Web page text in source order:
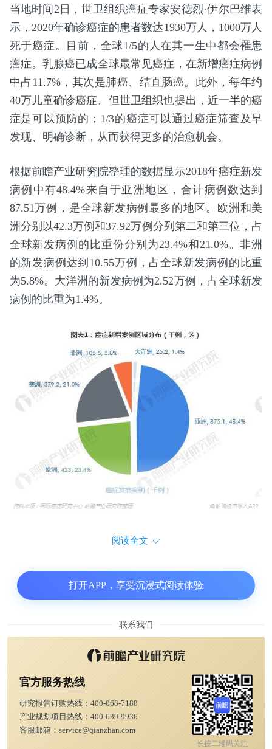
当地时间2日，世卫组织癌症专家安德烈·伊尔巴维表
示，2020年确诊癌症的患者数达1930万人，1000万人
死于癌症。目前，全球1/5的人在其一生中都会罹患
癌症。乳腺癌已成全球最常见癌症，在新增癌症病例
中占11.7%，其次是肺癌、结直肠癌。此外，每年约
40万儿童确诊癌症。但世卫组织也提出，近一半的癌
症是可以预防的；1/3的癌症可以通过癌症筛查及早
发现、明确诊断，从而获得更多的治愈机会。
根据前瞻产业研究院整理的数据显示2018年癌症新发
病例中有48.4%来自于亚洲地区，合计病例数达到
87.51万例，是全球新发病例最多的地区。欧洲和美
洲分别以42.3万例和37.92万例分列第二和第三位，占
全球新发病例的比重份分别为23.4%和21.0%。非洲
的新发病例达到10.55万例，占全球新发病例的比重
为5.8%。大洋洲的新发病例为2.52万例，占全球新发
病例的比重为1.4%。
阅读全文
打开APP，享受沉浸式阅读体验
联系我们
官方服务热线
研究报告订购热线： 400-068-7188
产业规划项目热线： 400-639-9936
客服邮箱： service@qianzhan.com
长按二维码关注